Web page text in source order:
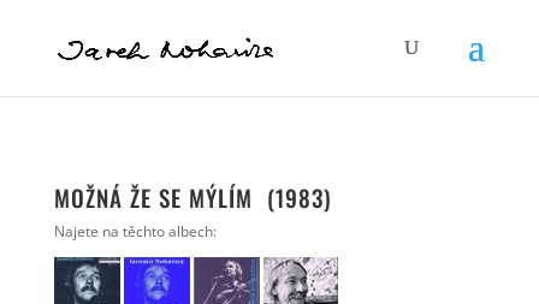
MOŽNÁ ŽE SE MÝLÍM (1983)
Najete na těchto albech: